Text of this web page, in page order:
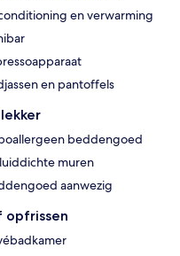
en verwarming
en pantoffels
beddengoed
muren
aanwezig
opfrissen